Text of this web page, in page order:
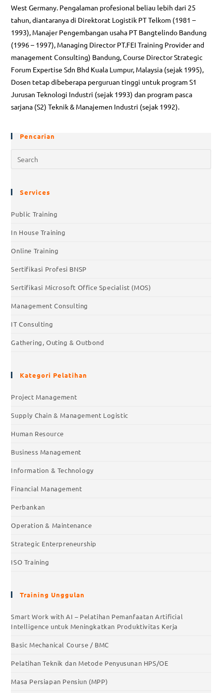
West Germany. Pengalaman profesional beliau lebih dari 25
tahun, diantaranya di Direktorat Logistik PT Telkom (1981 –
1993), Manajer Pengembangan usaha PT Bangtelindo Bandung
(1996 – 1997), Managing Director PT.FEI Training Provider and
management Consulting) Bandung, Course Director Strategic
Forum Expertise Sdn Bhd Kuala Lumpur, Malaysia (sejak 1995),
Dosen tetap dibeberapa perguruan tinggi untuk program S1
Jurusan Teknologi Industri (sejak 1993) dan program pasca
sarjana (S2) Teknik & Manajemen Industri (sejak 1992).
Pencarian
Services
Public Training
In House Training
Online Training
Sertifikasi Profesi BNSP
Sertifikasi Microsoft Office Specialist (MOS)
Management Consulting
IT Consulting
Gathering, Outing & Outbond
Kategori Pelatihan
Project Management
Supply Chain & Management Logistic
Human Resource
Business Management
Information & Technology
Financial Management
Perbankan
Operation & Maintenance
Strategic Enterpreneurship
ISO Training
Training Unggulan
Smart Work with AI – Pelatihan Pemanfaatan Artificial
Intelligence untuk Meningkatkan Produktivitas Kerja
Basic Mechanical Course / BMC
Pelatihan Teknik dan Metode Penyusunan HPS/OE
Masa Persiapan Pensiun (MPP)